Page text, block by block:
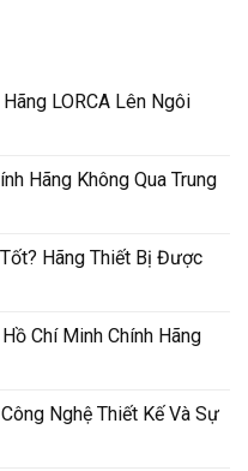
LORCA Lên Ngôi
Hãng Không Qua Trung
Hãng Thiết Bị Được
Chí Minh Chính Hãng
Nghệ Thiết Kế Và Sự